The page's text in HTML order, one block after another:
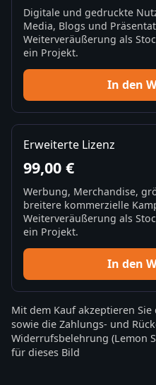
Digitale und gedruckte
Media, Blogs und
Weiterveräußerung als
ein Projekt.
In den
Erweiterte Lizenz
99,00 €
Werbung, Merchandise,
breitere kommerzielle
Weiterveräußerung als
ein Projekt.
In den
Mit dem Kauf akzeptieren Sie
sowie die Zahlungs- und
Widerrufsbelehrung (Lemon
für dieses Bild